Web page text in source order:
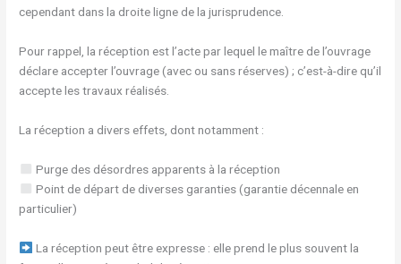
cependant dans la droite ligne de la jurisprudence.
Pour rappel, la réception est l’acte par lequel le maître de l’ouvrage
déclare accepter l’ouvrage (avec ou sans réserves) ; c’est-à-dire qu’il
accepte les travaux réalisés.
La réception a divers effets, dont notamment :
Purge des désordres apparents à la réception
Point de départ de diverses garanties (garantie décennale en
particulier)
La réception peut être expresse : elle prend le plus souvent la